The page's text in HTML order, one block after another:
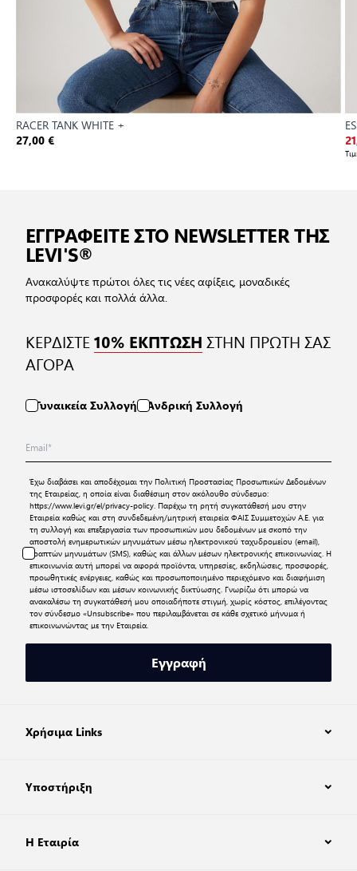
RACER TANK WHITE +
27,00 €
ΕΓΓΡΑΦΕΙΤΕ ΣΤΟ NEWSLETTER ΤΗΣ
LEVI'S®
Ανακαλύψτε πρώτοι όλες τις νέες αφίξεις, μοναδικές
προσφορές και πολλά άλλα.
ΚΕΡΔΙΣΤΕ10% ΕΚΠΤΩΣΗ ΣΤΗΝ ΠΡΩΤΗ ΣΑΣ
ΑΓΟΡΑ
Γυναικεία Συλλογή Ανδρική Συλλογή
Έχω διαβάσει και αποδέχομαι την Πολιτική Προστασίας Προσωπικών Δεδομένων
της Εταιρείας, η οποία είναι διαθέσιμη στον ακόλουθο σύνδεσμο:
https://www.levi.gr/el/privacy-policy. Παρέχω τη ρητή συγκατάθεσή μου στην
Εταιρεία καθώς και στη συνδεδεμένη/μητρική εταιρεία ΦΑΙΣ Συμμετοχών Α.Ε. για
τη συλλογή και επεξεργασία των προσωπικών μου δεδομένων με σκοπό την
αποστολή ενημερωτικών μηνυμάτων μέσω ηλεκτρονικού ταχυδρομείου (email),
γραπτών μηνυμάτων (SMS), καθώς και άλλων μέσων ηλεκτρονικής επικοινωνίας. Η
επικοινωνία αυτή μπορεί να αφορά προϊόντα, υπηρεσίες, εκδηλώσεις, προσφορές,
προωθητικές ενέργειες, καθώς και προσωποποιημένο περιεχόμενο και διαφήμιση
μέσω ιστοσελίδων και μέσων κοινωνικής δικτύωσης. Γνωρίζω ότι μπορώ να
ανακαλέσω τη συγκατάθεσή μου οποιαδήποτε στιγμή, χωρίς κόστος, επιλέγοντας
τον σύνδεσμο «Unsubscribe» που περιλαμβάνεται σε κάθε σχετικό μήνυμα ή
επικοινωνώντας με την Εταιρεία.
Εγγραφή
Χρήσιμα Links
Υποστήριξη
Η Εταιρία